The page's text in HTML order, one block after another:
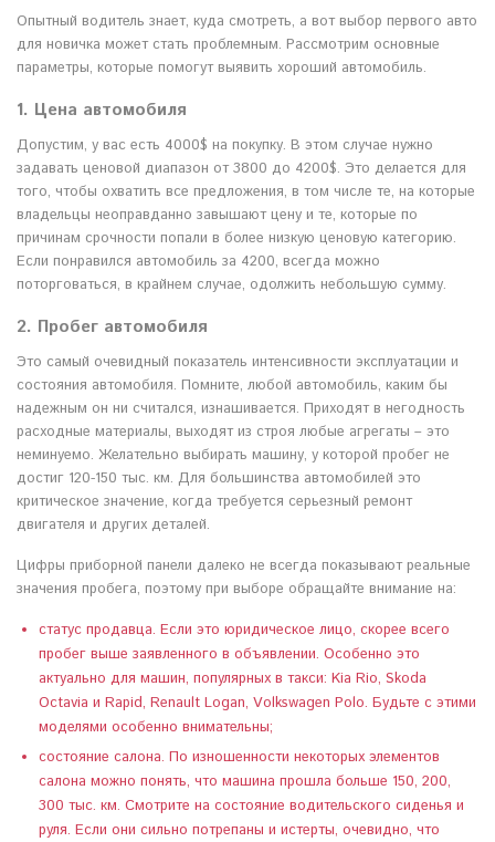
Опытный водитель знает, куда смотреть, а вот выбор первого авто
для новичка может стать проблемным. Рассмотрим основные
параметры, которые помогут выявить хороший автомобиль.
1. Цена автомобиля
Допустим, у вас есть 4000$ на покупку. В этом случае нужно
задавать ценовой диапазон от 3800 до 4200$. Это делается для
того, чтобы охватить все предложения, в том числе те, на которые
владельцы неоправданно завышают цену и те, которые по
причинам срочности попали в более низкую ценовую категорию.
Если понравился автомобиль за 4200, всегда можно
поторговаться, в крайнем случае, одолжить небольшую сумму.
2. Пробег автомобиля
Это самый очевидный показатель интенсивности эксплуатации и
состояния автомобиля. Помните, любой автомобиль, каким бы
надежным он ни считался, изнашивается. Приходят в негодность
расходные материалы, выходят из строя любые агрегаты – это
неминуемо. Желательно выбирать машину, у которой пробег не
достиг 120-150 тыс. км. Для большинства автомобилей это
критическое значение, когда требуется серьезный ремонт
двигателя и других деталей.
Цифры приборной панели далеко не всегда показывают реальные
значения пробега, поэтому при выборе обращайте внимание на:
статус продавца. Если это юридическое лицо, скорее всего
пробег выше заявленного в объявлении. Особенно это
актуально для машин, популярных в такси: Kia Rio, Skoda
Octavia и Rapid, Renault Logan, Volkswagen Polo. Будьте с этими
моделями особенно внимательны;
состояние салона. По изношенности некоторых элементов
салона можно понять, что машина прошла больше 150, 200,
300 тыс. км. Смотрите на состояние водительского сиденья и
руля. Если они сильно потрепаны и истерты, очевидно, что